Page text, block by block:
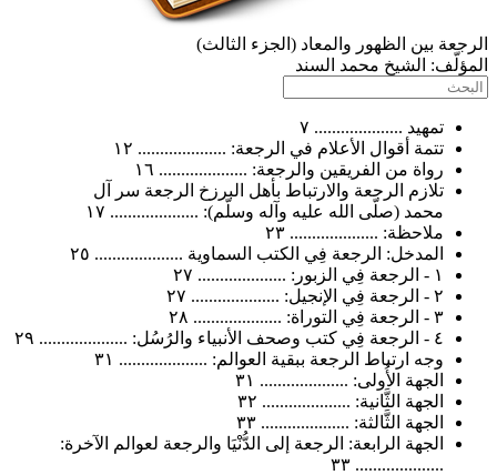
بين الظهور والمعاد (الجزء الثالث)
الشيخ محمد السند
تمهيد .................... ٧
تتمة أقوال الأعلام في الرجعة: .................... ١٢
رواة من الفريقين والرجعة: .................... ١٦
تلازم الرجعة والارتباط بأهل البرزخ الرجعة سر آل
محمد (صلّى الله عليه وآله وسلّم): .................... ١٧
ملاحظة: .................... ٢٣
المدخل: الرجعة فِي الكتب السماوية .................... ٢٥
وجه ارتباط الرجعة ببقية العوالم: .................... ٣١
الجهة الأُولى: .................... ٣١
الجهة الثَّانية: .................... ٣٢
الجهة الثَّالثة: .................... ٣٣
الجهة الرابعة: الرجعة إلى الدُّنْيَا والرجعة لعوالم الآخرة:
.................... ٣٣